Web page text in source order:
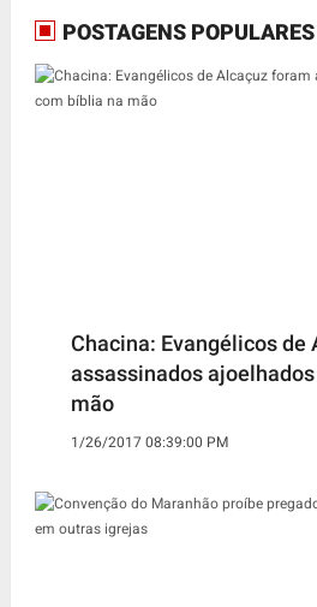
POSTAGENS POPULARES
Chacina: Evangélicos de
assassinados
mão
1/26/2017 08:39:00 PM